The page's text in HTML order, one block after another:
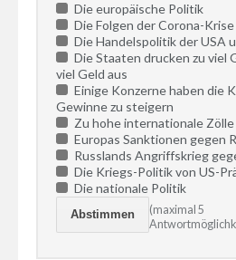
Die europäische Politik
Die Folgen der Corona-Krise
Die Handelspolitik der USA
Die Staaten drucken zu viel
viel Geld aus
Einige Konzerne haben die
Gewinne zu steigern
Zu hohe internationale Zölle
Europas Sanktionen gegen
Russlands Angriffskrieg
Die Kriegs-Politik von US-
Die nationale Politik
(maximal 5